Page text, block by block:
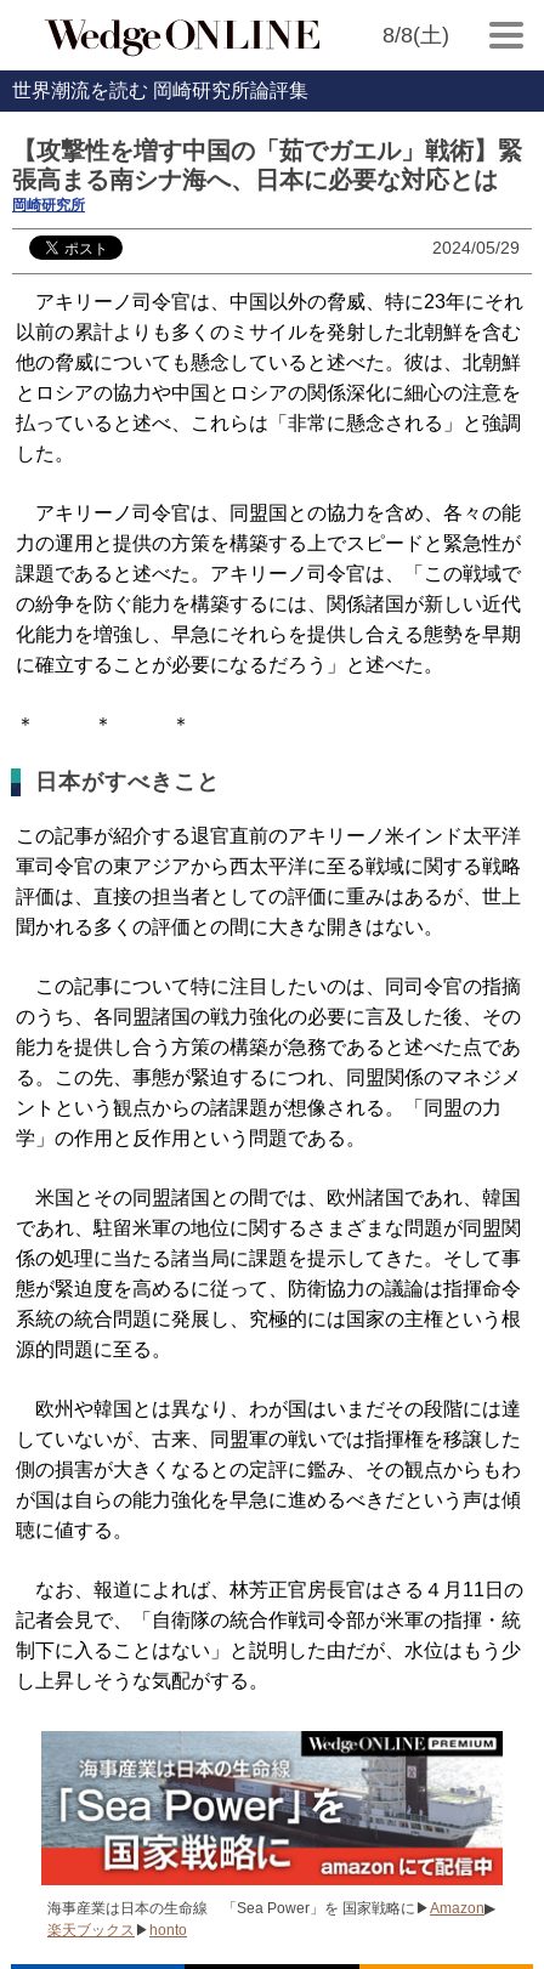
8/8(土)
世界潮流を読む 岡崎研究所論評集
【攻撃性を増す中国の「茹でガエル」戦術】緊
張高まる南シナ海へ、日本に必要な対応とは
岡崎研究所
2024/05/29
アキリーノ司令官は、中国以外の脅威、特に23年にそれ
以前の累計よりも多くのミサイルを発射した北朝鮮を含む
他の脅威についても懸念していると述べた。彼は、北朝鮮
とロシアの協力や中国とロシアの関係深化に細心の注意を
払っていると述べ、これらは「非常に懸念される」と強調
した。
アキリーノ司令官は、同盟国との協力を含め、各々の能
力の運用と提供の方策を構築する上でスピードと緊急性が
課題であると述べた。アキリーノ司令官は、「この戦域で
の紛争を防ぐ能力を構築するには、関係諸国が新しい近代
化能力を増強し、早急にそれらを提供し合える態勢を早期
に確立することが必要になるだろう」と述べた。
＊ ＊ ＊
日本がすべきこと
この記事が紹介する退官直前のアキリーノ米インド太平洋
軍司令官の東アジアから西太平洋に至る戦域に関する戦略
評価は、直接の担当者としての評価に重みはあるが、世上
聞かれる多くの評価との間に大きな開きはない。
この記事について特に注目したいのは、同司令官の指摘
のうち、各同盟諸国の戦力強化の必要に言及した後、その
能力を提供し合う方策の構築が急務であると述べた点であ
る。この先、事態が緊迫するにつれ、同盟関係のマネジメ
ントという観点からの諸課題が想像される。「同盟の力
学」の作用と反作用という問題である。
米国とその同盟諸国との間では、欧州諸国であれ、韓国
であれ、駐留米軍の地位に関するさまざまな問題が同盟関
係の処理に当たる諸当局に課題を提示してきた。そして事
態が緊迫度を高めるに従って、防衛協力の議論は指揮命令
系統の統合問題に発展し、究極的には国家の主権という根
源的問題に至る。
欧州や韓国とは異なり、わが国はいまだその段階には達
していないが、古来、同盟軍の戦いでは指揮権を移譲した
側の損害が大きくなるとの定評に鑑み、その観点からもわ
が国は自らの能力強化を早急に進めるべきだという声は傾
聴に値する。
なお、報道によれば、林芳正官房長官はさる４月11日の
記者会見で、「自衛隊の統合作戦司令部が米軍の指揮・統
制下に入ることはない」と説明した由だが、水位はもう少
し上昇しそうな気配がする。
海事産業は日本の生命線 「Sea Power」を 国家戦略に▶Amazon▶
楽天ブックス ▶honto